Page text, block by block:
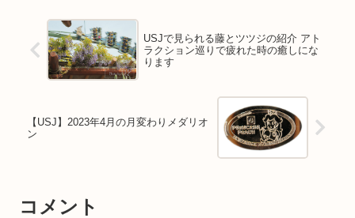
USJで見られる藤とツツジの紹介 アト
ラクション巡りで疲れた時の癒しにな
ります
【USJ】2023年4月の月変わりメダリオ
ン
コメント